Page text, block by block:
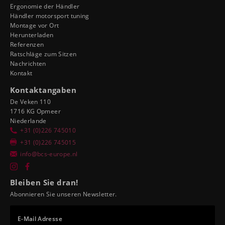
Ergonomie der Händler
Händler motorsport tuning
Montage vor Ort
Herunterladen
Referenzen
Ratschläge zum Sitzen
Nachrichten
Kontakt
Kontaktangaben
De Veken 110
1716 KG Opmeer
Niederlande
+31 (0)226 745010
+31 (0)226 745015
info@bcs-europe.nl
Bleiben Sie dran!
Abonnieren Sie unseren Newsletter.
E-Mail Adresse